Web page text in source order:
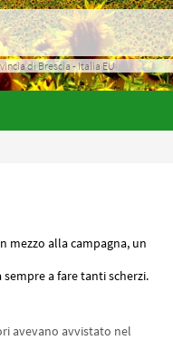
di Brescia - Italia EU
mezzo alla campagna, un
a fare tanti scherzi.
avevano avvistato nel